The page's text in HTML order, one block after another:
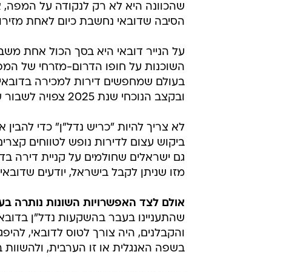
שהכוונה היא לא רק לנקודה על המפה,
הסיבה שדובאי נחשבת כיום לאחת
על הנייר דובאי היא בסך הכול אחת
השוכנות על חופו הדרום-מזרחי של
ובקצב הנוכחי שנת 2025 צפויה לשבור שיא נוסף במספר הנכנסים.
לא צריך להיות "כריש נדל"ן" כדי
ביקוש עצום לדירות נופש לטווחים
גם ישראלים שחולמים על קניית דירה
מזו שניתן לקבל בישראל, יודעים
אולם לצד האפשרויות השונות נותרה
שהתעניינו בעבר בהשקעות נדל"ן
והקבלנים, היה צורך לטוס לדובאי,
בשפה האנגלית או זו הערבית,